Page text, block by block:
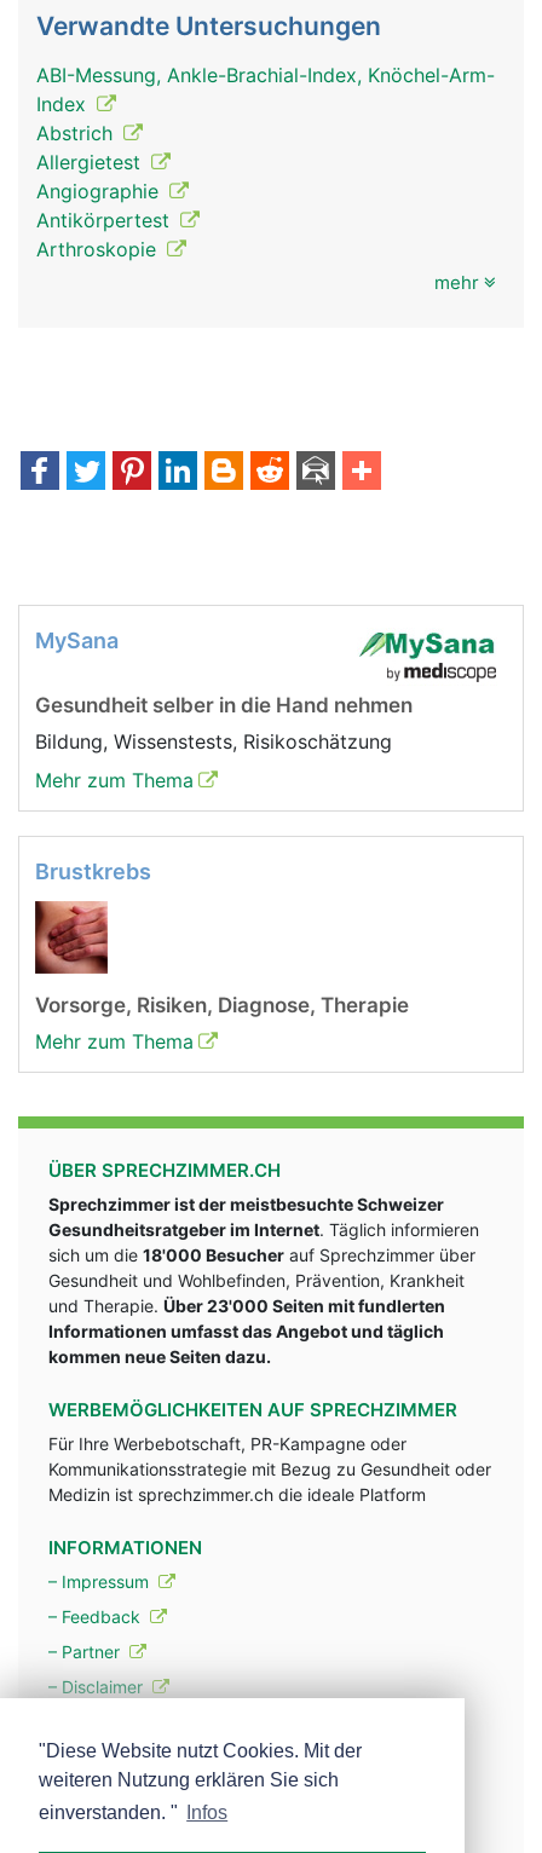
Verwandte Untersuchungen
ABI-Messung, Ankle-Brachial-Index, Knöchel-Arm-
Index
Abstrich
Allergietest
Angiographie
Antikörpertest
Arthroskopie
mehr
MySana
Gesundheit selber in die Hand nehmen
Bildung, Wissenstests, Risikoschätzung
Mehr zum Thema
Brustkrebs
Vorsorge, Risiken, Diagnose, Therapie
Mehr zum Thema
ÜBER SPRECHZIMMER.CH
Sprechzimmer ist der meistbesuchte Schweizer
Gesundheitsratgeber im Internet. Täglich informieren
sich um die 18'000 Besucher auf Sprechzimmer über
Gesundheit und Wohlbefinden, Prävention, Krankheit
und Therapie. Über 23'000 Seiten mit fundlerten
Informationen umfasst das Angebot und täglich
kommen neue Seiten dazu.
WERBEMÖGLICHKEITEN AUF SPRECHZIMMER
Für Ihre Werbebotschaft, PR-Kampagne oder
Kommunikationsstrategie mit Bezug zu Gesundheit oder
Medizin ist sprechzimmer.ch die ideale Platform
INFORMATIONEN
– Impressum
– Feedback
– Partner
– Disclaimer
– Werbung
– Mehr über unsere Experten
"Diese Website nutzt Cookies. Mit der
weiteren Nutzung erklären Sie sich
einverstanden. "
Infos